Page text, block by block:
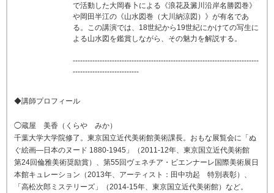
で活動した大岡春卜による《浪花及澱川沿岸名勝図巻》
や岡田半江の《山水図巻（大川納涼図）》が有名であ
る。この講演では、18世紀から19世紀にかけての写生に
よる山水図を鑑賞しながら、その魅力を解説する。
----------------------------------------------------------------------------
---------------------------
◆講師プロフィール
◯蔵屋 美香（くらや みか）
千葉大学大学院修了。東京国立近代美術館美術課長。おもな展覧会に「ぬ
ぐ絵画―日本のヌード 1880-1945」（2011-12年、東京国立近代美術館
第24回倫雅美術奨励賞）、第55回ヴェネチア・ビエンナーレ国際美術展日
本館キュレーション（2013年、アーティスト：田中功起 特別表彰）、
「高松次郎ミステリーズ」（2014-15年、東京国立近代美術館）など。